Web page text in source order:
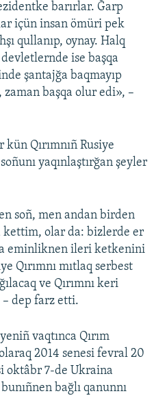
barırlar. Ğarp
içün insan ömüri pek
qullanıp, oynay. Halq
ise başqa
şantajğa baqmayıp
başqa olur edi», –
Qırımnıñ Rusiye
yaqınlaştırğan şeyler
soñ, men andan birden
kettim, olar da: bizlerde er
eminliknen ileri ketkenini
Qırımnı mıtlaq serbest
ve Qırımnı keri
dep farz etti.
vaqtınca Qırım
2014 senesi fevral 20
oktâbr 7-de Ukraina
bağlı qanunnı